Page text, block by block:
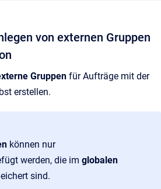
von externen Gruppen
Gruppen für Aufträge mit der
erstellen.
können nur
werden, die im globalen
sind.